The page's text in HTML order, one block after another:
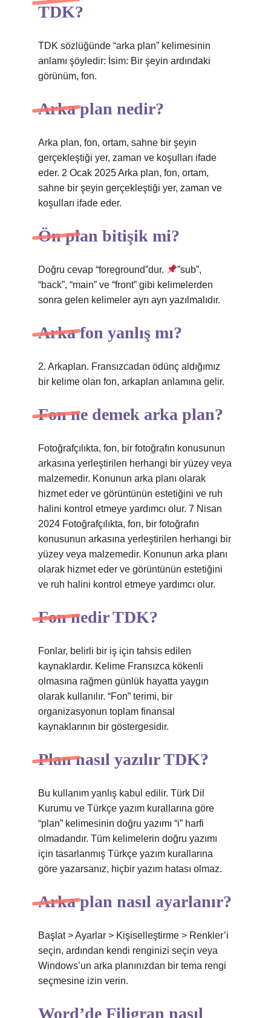
TDK?
TDK sözlüğünde “arka plan” kelimesinin
anlamı şöyledir: İsim: Bir şeyin ardındaki
görünüm, fon.
Arka plan nedir?
Arka plan, fon, ortam, sahne bir şeyin
gerçekleştiği yer, zaman ve koşulları ifade
eder. 2 Ocak 2025 Arka plan, fon, ortam,
sahne bir şeyin gerçekleştiği yer, zaman ve
koşulları ifade eder.
Ön plan bitişik mi?
Doğru cevap “foreground”dur.
”sub”,
“back”, “main” ve “front” gibi kelimelerden
sonra gelen kelimeler ayrı ayrı yazılmalıdır.
Arka fon yanlış mı?
2. Arkaplan. Fransızcadan ödünç aldığımız
bir kelime olan fon, arkaplan anlamına gelir.
Fon ne demek arka plan?
Fotoğrafçılıkta, fon, bir fotoğrafın konusunun
arkasına yerleştirilen herhangi bir yüzey veya
malzemedir. Konunun arka planı olarak
hizmet eder ve görüntünün estetiğini ve ruh
halini kontrol etmeye yardımcı olur. 7 Nisan
2024 Fotoğrafçılıkta, fon, bir fotoğrafın
konusunun arkasına yerleştirilen herhangi bir
yüzey veya malzemedir. Konunun arka planı
olarak hizmet eder ve görüntünün estetiğini
ve ruh halini kontrol etmeye yardımcı olur.
Fon nedir TDK?
Fonlar, belirli bir iş için tahsis edilen
kaynaklardır. Kelime Fransızca kökenli
olmasına rağmen günlük hayatta yaygın
olarak kullanılır. “Fon” terimi, bir
organizasyonun toplam finansal
kaynaklarının bir göstergesidir.
Plan nasıl yazılır TDK?
Bu kullanım yanlış kabul edilir. Türk Dil
Kurumu ve Türkçe yazım kurallarına göre
“plan” kelimesinin doğru yazımı “i” harfi
olmadandır. Tüm kelimelerin doğru yazımı
için tasarlanmış Türkçe yazım kurallarına
göre yazarsanız, hiçbir yazım hatası olmaz.
Arka plan nasıl ayarlanır?
Başlat > Ayarlar > Kişiselleştirme > Renkler’i
seçin, ardından kendi renginizi seçin veya
Windows’un arka planınızdan bir tema rengi
seçmesine izin verin.
Word’de Filigran nasıl